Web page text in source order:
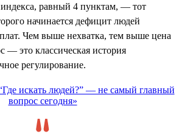
равный 4 пунктам, — тот
начинается дефицит людей
Чем выше нехватка, тем выше цена
— это классическая история
регулирование.